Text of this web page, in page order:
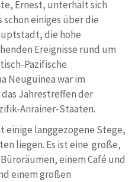
Ernest, unterhält sich
einiges über die
die hohe
Ereignisse rund um
Pazifische
Neuguinea war im
Jahrestreffen der
Anrainer-Staaten.
einige langgezogene Stege,
liegen. Es ist eine große,
einem Café und
einem großen